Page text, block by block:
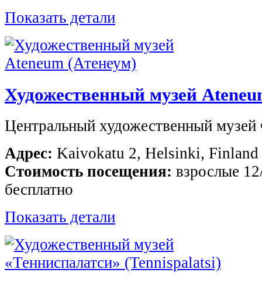
Показать детали
Художественный музей
Центральный художественный
Адрес: Kaivokatu 2, Helsinki, Finland
Стоимость посещения: взрослые
бесплатно
Показать детали